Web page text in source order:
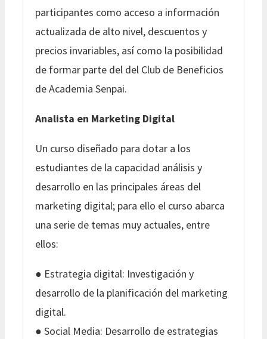
participantes como acceso a información
actualizada de alto nivel, descuentos y
precios invariables, así como la posibilidad
de formar parte del del Club de Beneficios
de Academia Senpai.
Analista en Marketing Digital
Un curso diseñado para dotar a los
estudiantes de la capacidad análisis y
desarrollo en las principales áreas del
marketing digital; para ello el curso abarca
una serie de temas muy actuales, entre
ellos:
● Estrategia digital: Investigación y
desarrollo de la planificación del marketing
digital.
● Social Media: Desarrollo de estrategias